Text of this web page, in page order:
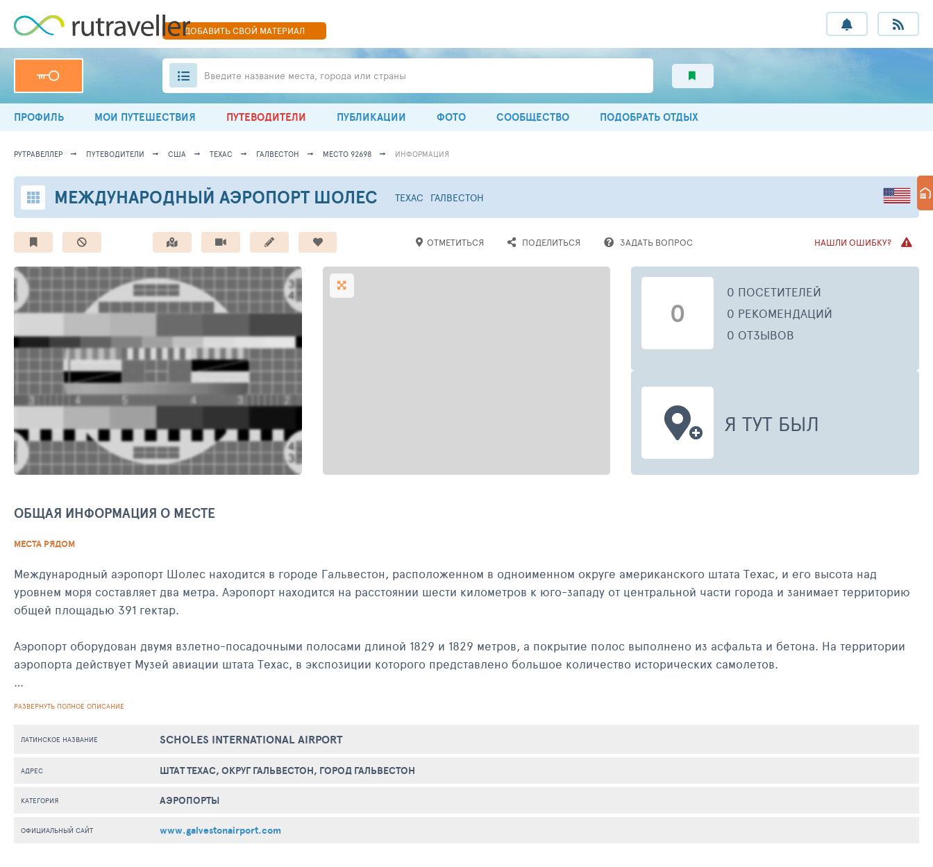
ДОБАВИТЬСВОЙ МАТЕРИАЛ
Введите название места, города или страны
ПРОФИЛЬ МОИ ПУТЕШЕСТВИЯ ПУТЕВОДИТЕЛИ ПУБЛИКАЦИИ ФОТО СООБЩЕСТВО ПОДОБРАТЬ ОТДЫХ
РУТРАВЕЛЛЕР ПУТЕВОДИТЕЛИ США ТЕХАС ГАЛВЕСТОН МЕСТО 92698 ИНФОРМАЦИЯ
МЕЖДУНАРОДНЫЙ АЭРОПОРТ ШОЛЕС ТЕХАС ГАЛВЕСТОН
ОТМЕТИТЬСЯ ПОДЕЛИТЬСЯ ЗАДАТЬ ВОПРОС НАШЛИ ОШИБКУ?
0
0 ПОСЕТИТЕЛЕЙ
0 РЕКОМЕНДАЦИЙ
0 ОТЗЫВОВ
Я ТУТ БЫЛ
ОБЩАЯ ИНФОРМАЦИЯ О МЕСТЕ
МЕСТА РЯДОМ
Международный аэропорт Шолес находится в городе Гальвестон, расположенном в одноименном округе американского штата Техас, и его высота над
уровнем моря составляет два метра. Аэропорт находится на расстоянии шести километров к юго-западу от центральной части города и занимает территорию
общей площадью 391 гектар.
Аэропорт оборудован двумя взлетно-посадочными полосами длиной 1829 и 1829 метров, а покрытие полос выполнено из асфальта и бетона. На территории
аэропорта действует Музей авиации штата Техас, в экспозиции которого представлено большое количество исторических самолетов.
В списке аэропортов Международной ассоциации воздушного транспорта (ИАТА) аэропорт Шолес записан под шифром GLS, а в системе Международной
РАЗВЕРНУТЬ ПОЛНОЕ ОПИСАНИЕ
ЛАТИНСКОЕ НАЗВАНИЕ SCHOLES INTERNATIONAL AIRPORT
АДРЕС ШТАТ ТЕХАС, ОКРУГ ГАЛЬВЕСТОН, ГОРОД ГАЛЬВЕСТОН
КАТЕГОРИЯ АЭРОПОРТЫ
ОФИЦИАЛЬНЫЙ САЙТ www.galvestonairport.com